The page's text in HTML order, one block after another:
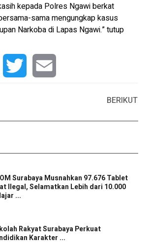
kepada Polres Ngawi berkat
sama mengungkap kasus
Narkoba di Lapas Ngawi.” tutup
BERIKUT
Surabaya Musnahkan 97.676 Tablet
Ilegal, Selamatkan Lebih dari 10.000
...
Rakyat Surabaya Perkuat
Karakter ...